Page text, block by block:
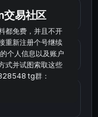
标共振趋势自动交
交易社区
都免费，并且不开
重新注册个号继续
个人信息以及账户
式并试图索取这些
tg群：